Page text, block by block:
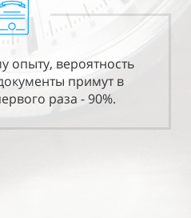
опыту, вероятность
примут в
раза - 90%.